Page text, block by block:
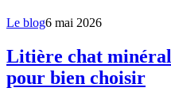
Le blog6 mai 2026
Litière chat
pour bien choisir